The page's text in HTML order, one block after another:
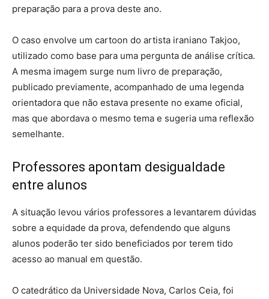
preparação para a prova deste ano.
O caso envolve um cartoon do artista iraniano Takjoo,
utilizado como base para uma pergunta de análise crítica.
A mesma imagem surge num livro de preparação,
publicado previamente, acompanhado de uma legenda
orientadora que não estava presente no exame oficial,
mas que abordava o mesmo tema e sugeria uma reflexão
semelhante.
Professores apontam desigualdade
entre alunos
A situação levou vários professores a levantarem dúvidas
sobre a equidade da prova, defendendo que alguns
alunos poderão ter sido beneficiados por terem tido
acesso ao manual em questão.
O catedrático da Universidade Nova, Carlos Ceia, foi